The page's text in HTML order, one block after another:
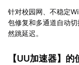
针对校园网、不稳定
包修复和多通道自动
然跳延迟。
【UU加速器】的